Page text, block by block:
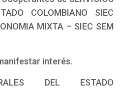
COLOMBIANO SIEC
MIXTA – SIEC SEM
interés.
DEL ESTADO